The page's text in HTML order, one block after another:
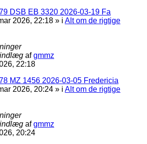
DSB EB 3320 2026-03-19 Fa
2026, 22:18 » i Alt om de rigtige
afgmmz
22:18
MZ 1456 2026-03-05 Fredericia
2026, 20:24 » i Alt om de rigtige
afgmmz
20:24